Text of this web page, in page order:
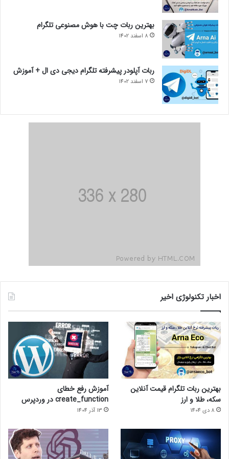
بهترین ربات چت با هوش مصنوعی تلگرام
8 اسفند 1402
ربات آپلودر پیشرفته تلگرام دیجی دی ال + آموزش
7 اسفند 1402
اخبار تکنولوژی اخیر
بهترین ربات تلگرام قیمت آنلاین
سکه، طلا و ارز
8 دی 1404
آموزش رفع خطای
create_function در وردپرس
13 آذر 1404